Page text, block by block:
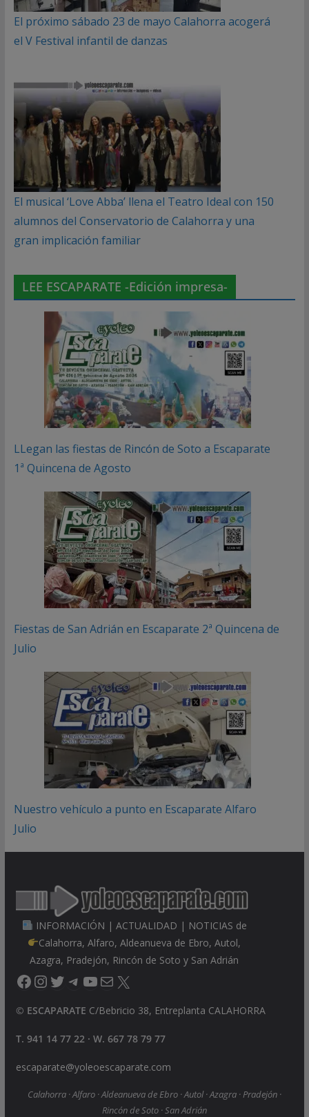
El próximo sábado 23 de mayo Calahorra acogerá
el V Festival infantil de danzas
El musical ‘Love Abba’ llena el Teatro Ideal con 150
alumnos del Conservatorio de Calahorra y una
gran implicación familiar
LEE ESCAPARATE -Edición impresa-
LLegan las fiestas de Rincón de Soto a Escaparate
1ª Quincena de Agosto
Fiestas de San Adrián en Escaparate 2ª Quincena de
Julio
Nuestro vehículo a punto en Escaparate Alfaro
Julio
INFORMACIÓN | ACTUALIDAD | NOTICIAS de
Calahorra, Alfaro, Aldeanueva de Ebro, Autol,
Azagra, Pradejón, Rincón de Soto y San Adrián
Facebook
Instagram
Twitter
Telegram
YouTube
Correo electrónico
X
© ESCAPARATE C/Bebricio 38, Entreplanta CALAHORRA
T. 941 14 77 22 · W. 667 78 79 77
escaparate@yoleoescaparate.com
Calahorra · Alfaro · Aldeanueva de Ebro · Autol · Azagra · Pradejón ·
Rincón de Soto · San Adrián